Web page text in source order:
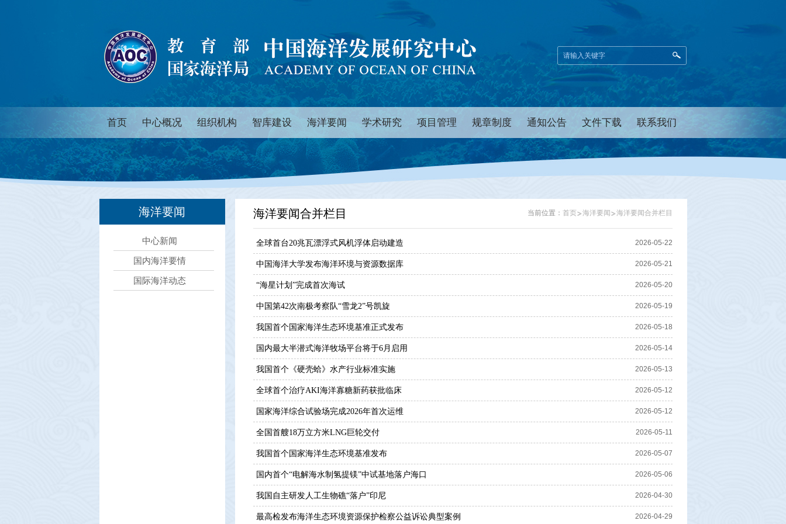
首页 中心概况 组织机构 智库建设 海洋要闻 学术研究 项目管理 规章制度 通知公告 文件下载 联系我们
海洋要闻
中心新闻
国内海洋要情
国际海洋动态
海洋要闻合并栏目 当前位置： 首页 海洋要闻 海洋要闻合并栏目
全球首台20兆瓦漂浮式风机浮体启动建造 2026-05-22
中国海洋大学发布海洋环境与资源数据库 2026-05-21
“海星计划”完成首次海试 2026-05-20
中国第42次南极考察队“雪龙2”号凯旋 2026-05-19
我国首个国家海洋生态环境基准正式发布 2026-05-18
国内最大半潜式海洋牧场平台将于6月启用 2026-05-14
我国首个《硬壳蛤》水产行业标准实施 2026-05-13
全球首个治疗AKI海洋寡糖新药获批临床 2026-05-12
国家海洋综合试验场完成2026年首次运维 2026-05-12
全国首艘18万立方米LNG巨轮交付 2026-05-11
我国首个国家海洋生态环境基准发布 2026-05-07
国内首个“电解海水制氢提镁”中试基地落户海口 2026-05-06
我国自主研发人工生物礁“落户”印尼 2026-04-30
最高检发布海洋生态环境资源保护检察公益诉讼典型案例 2026-04-29